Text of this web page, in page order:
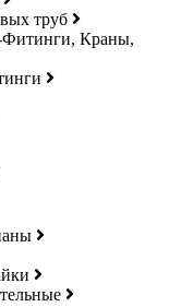
труб
Фитинги, Краны,